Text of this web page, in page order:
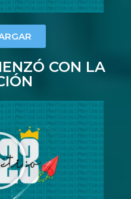
CON LA